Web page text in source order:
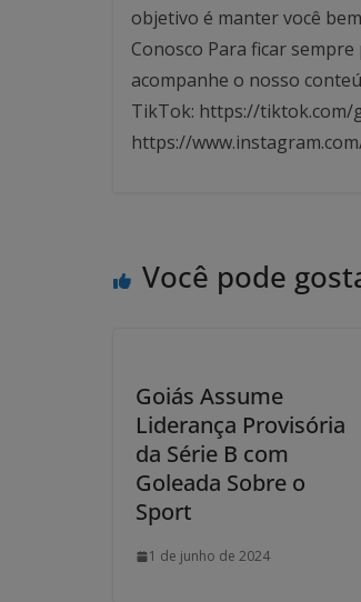
objetivo é manter você
Conosco Para ficar
acompanhe o nosso
TikTok: https://tiktok.com/
https://
Você pode
Goiás Assume
Liderança Provisória
da Série B com
Goleada Sobre o
Sport
1 de junho de 2024